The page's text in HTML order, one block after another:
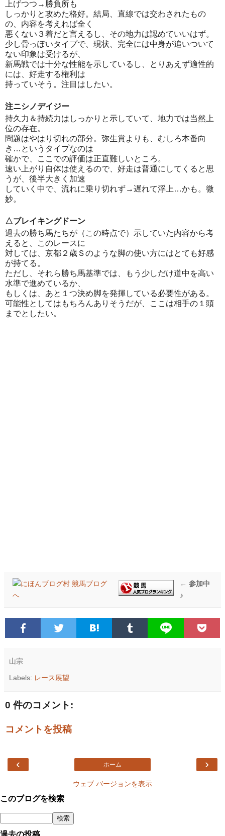
上げつつ→勝負所も
しっかりと攻めた格好。結局、直線では交わされたもの
の、内容を考えれば全く
悪くない３着だと言えるし、その地力は認めていいはず。
少し骨っぽいタイプで、現状、完全には中身が追いついて
ない印象は受けるが、
新馬戦では十分な性能を示しているし、とりあえず適性的
には、好走する権利は
持っていそう。注目はしたい。
注ニシノデイジー
持久力＆持続力はしっかりと示していて、地力では当然上
位の存在。
問題はやはり切れの部分。弥生賞よりも、むしろ本番向
き…というタイプなのは
確かで、ここでの評価は正直難しいところ。
速い上がり自体は使えるので、好走は普通にしてくると思
うが、後半大きく加速
していく中で、流れに乗り切れず→遅れて浮上…かも。微
妙。
△ブレイキングドーン
過去の勝ち馬たちが（この時点で）示していた内容から考
えると、このレースに
対しては、京都２歳Ｓのような脚の使い方にはとても好感
が持てる。
ただし、それら勝ち馬基準では、もう少しだけ道中を高い
水準で進めているか、
もしくは、あと１つ決め脚を発揮している必要性がある。
可能性としてはもちろんありそうだが、ここは相手の１頭
までとしたい。
← 参加中
♪
山宗
Labels: レース展望
0 件のコメント:
コメントを投稿
‹ ›
ホーム
ウェブ バージョンを表示
このブログを検索